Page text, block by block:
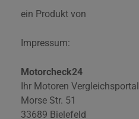
ein Produkt von
Impressum:
Motorcheck24
Ihr Motoren Vergleichsportal
Morse Str. 51
33689 Bielefeld